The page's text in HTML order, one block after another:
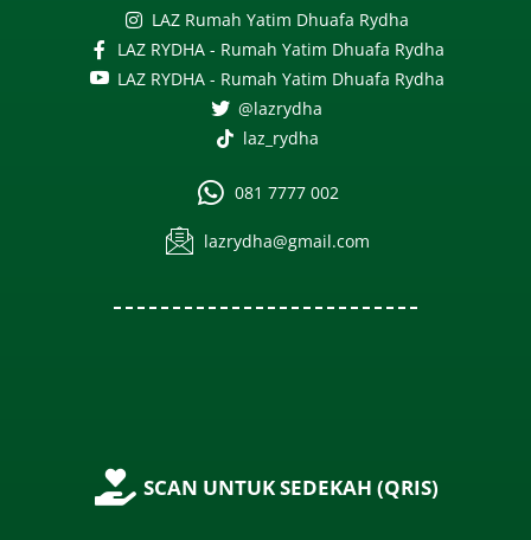
LAZ Rumah Yatim Dhuafa Rydha
LAZ RYDHA - Rumah Yatim Dhuafa Rydha
LAZ RYDHA - Rumah Yatim Dhuafa Rydha
@lazrydha
laz_rydha
081 7777 002
lazrydha@gmail.com
SCAN UNTUK SEDEKAH (QRIS)